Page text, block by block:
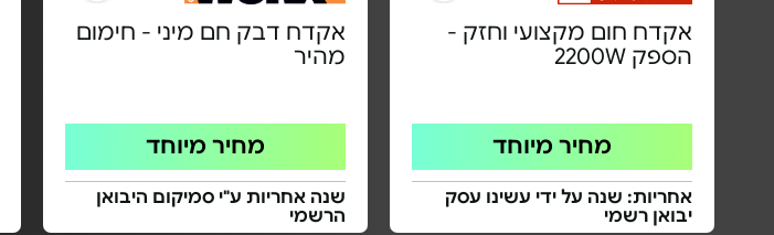
אקדח חום מקצועי וחזק -
הספק 2200W
מחיר מיוחד
אחריות: שנה על ידי עשינו עסק
יבואן רשמי
אקדח דבק חם מיני - חימום
מהיר
מחיר מיוחד
שנה אחריות ע"י סמיקום היבואן
הרשמי